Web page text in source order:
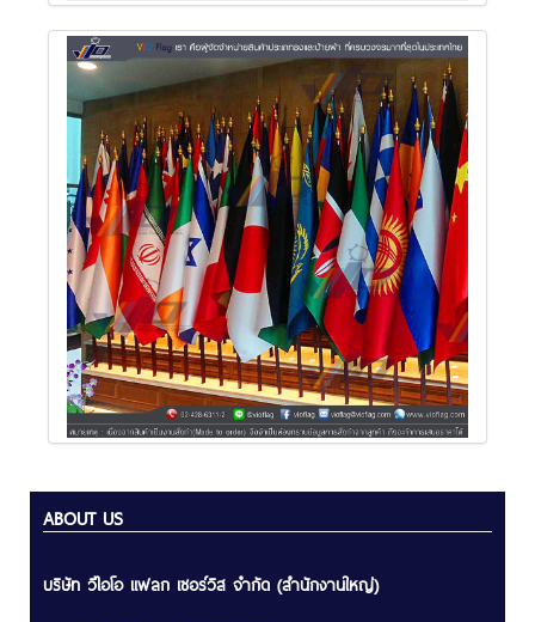
ABOUT US
บริษัท วีไอโอ แฟลก เซอร์วิส จำกัด (สำนักงานใหญ่)